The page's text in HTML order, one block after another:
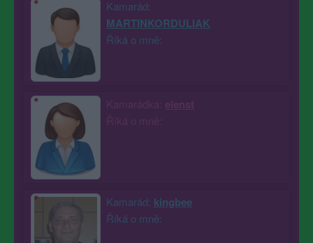
Kamarád:
MARTINKORDULIAK
Říká o mně:
Kamarádka: elenst
Říká o mně:
Kamarád: kingbee
Říká o mně: